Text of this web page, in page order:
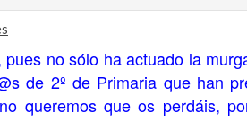
no sólo ha actuado la
de 2º de Primaria que han
queremos que os perdáis,